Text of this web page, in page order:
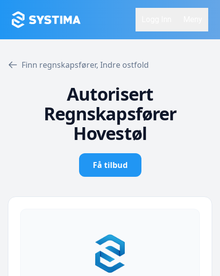
Finn regnskapsfører, Indre ostfold
Autorisert
Regnskapsfører
Hovestøl
Få tilbud